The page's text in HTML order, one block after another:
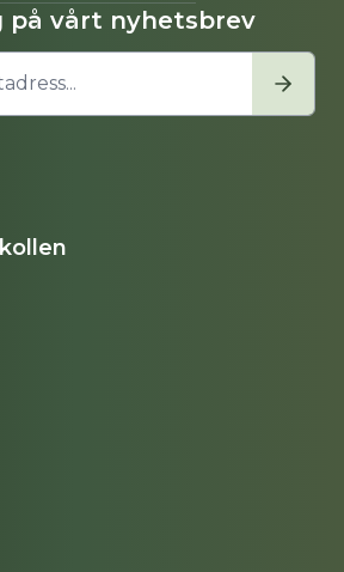
på vårt nyhetsbrev